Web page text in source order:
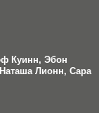
Куинн, Эбон
Лионн, Сара